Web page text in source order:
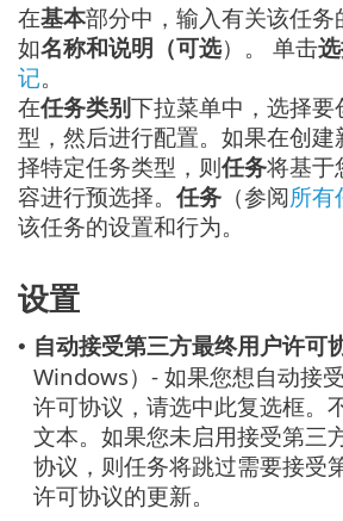
在基本部分中，输入有关该任务
如名称和说明（可选）。 单击
记。
在任务类别下拉菜单中，选择要
型，然后进行配置。如果在创
择特定任务类型，则任务将基于
容进行预选择。 任务 （参阅所有
该任务的设置和行为。
设置
• 自动接受第三方最终用户许可
Windows）- 如果您想自动接
许可协议，请选中此复选框。
文本。如果您未启用接受第三
协议，则任务将跳过需要接受
许可协议的更新。